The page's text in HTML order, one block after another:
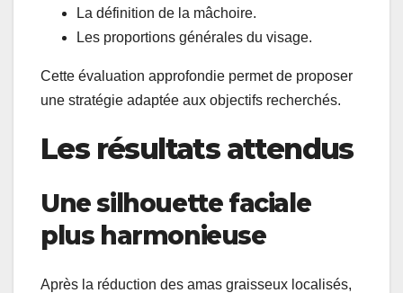
La définition de la mâchoire.
Les proportions générales du visage.
Cette évaluation approfondie permet de proposer
une stratégie adaptée aux objectifs recherchés.
Les résultats attendus
Une silhouette faciale
plus harmonieuse
Après la réduction des amas graisseux localisés,